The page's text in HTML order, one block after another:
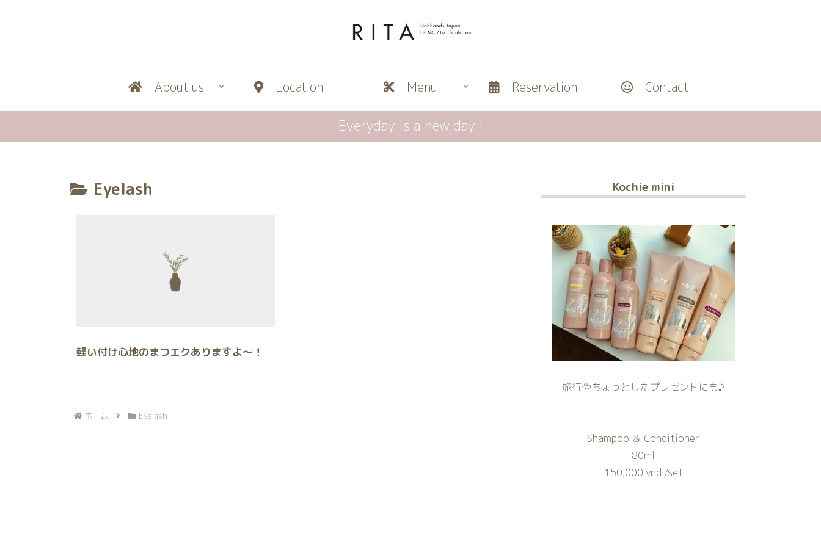
About us Location Menu Reservation Contact
Everyday is a new day !
Eyelash
軽い付け心地のまつエクありますよ〜！
ホーム Eyelash
Kochie mini
旅行やちょっとしたプレゼントにも♪
Shampoo ＆ Conditioner
80ml
150,000 vnd /set